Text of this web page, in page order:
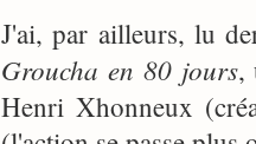
J'ai, par ailleurs, lu
Groucha en 80 jours,
Henri Xhonneux